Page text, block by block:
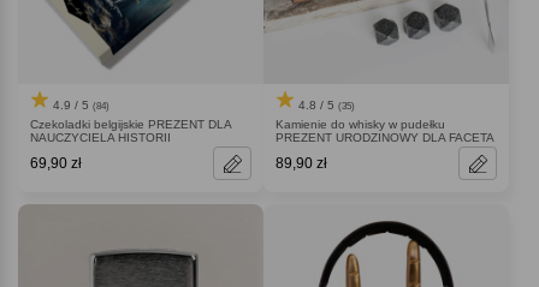
4.9 / 5 (84)
Czekoladki belgijskie PREZENT DLA
NAUCZYCIELA HISTORII
69,90 zł
4.8 / 5 (35)
Kamienie do whisky w pudełku
PREZENT URODZINOWY DLA FACETA
89,90 zł